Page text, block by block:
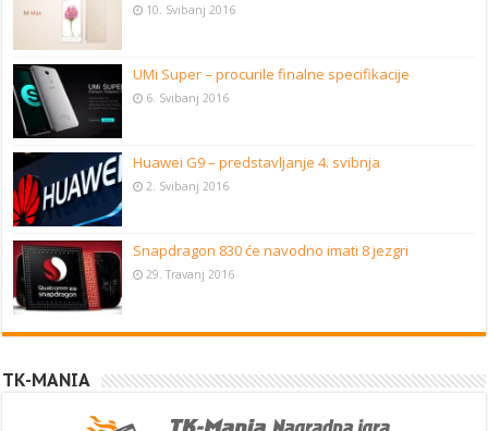
10. Svibanj 2016
UMi Super – procurile finalne specifikacije
6. Svibanj 2016
Huawei G9 – predstavljanje 4. svibnja
2. Svibanj 2016
Snapdragon 830 će navodno imati 8 jezgri
29. Travanj 2016
TK-MANIA